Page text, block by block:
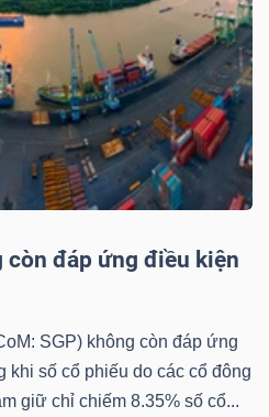
còn đáp ứng điều kiện
SGP) không còn đáp ứng
khi số cổ phiếu do các cổ đông
giữ chỉ chiếm 8.35% số cổ...